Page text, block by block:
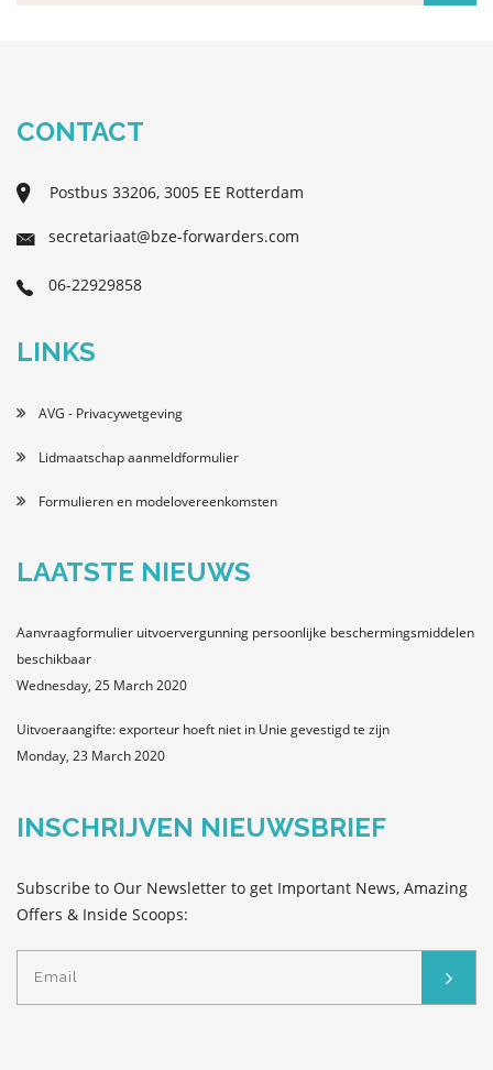
CONTACT
Postbus 33206, 3005 EE Rotterdam
secretariaat@bze-forwarders.com
06-22929858
LINKS
AVG - Privacywetgeving
Lidmaatschap aanmeldformulier
Formulieren en modelovereenkomsten
LAATSTE NIEUWS
Aanvraagformulier uitvoervergunning persoonlijke beschermingsmiddelen
beschikbaar
Wednesday, 25 March 2020
Uitvoeraangifte: exporteur hoeft niet in Unie gevestigd te zijn
Monday, 23 March 2020
INSCHRIJVEN NIEUWSBRIEF
Subscribe to Our Newsletter to get Important News, Amazing
Offers & Inside Scoops: